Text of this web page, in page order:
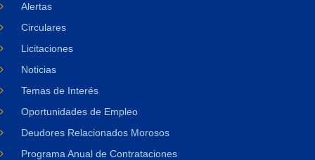
Alertas
Circulares
Licitaciones
Noticias
Temas de Interés
Oportunidades de Empleo
Deudores Relacionados Morosos
Programa Anual de Contrataciones